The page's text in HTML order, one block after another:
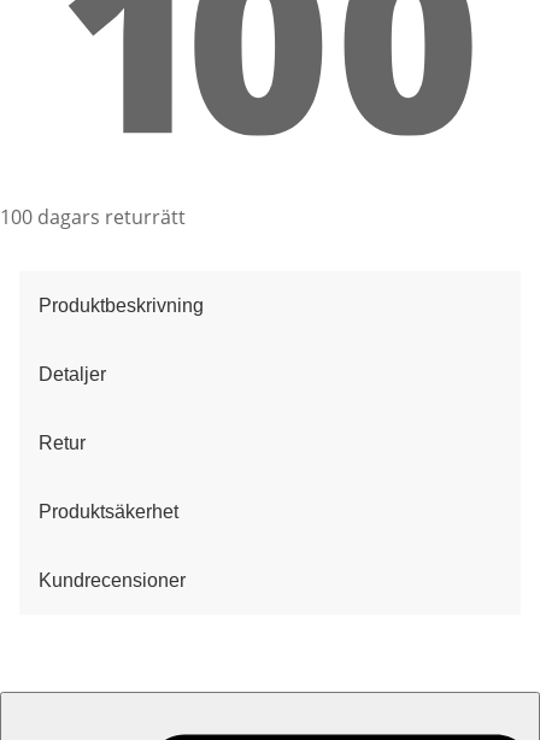
100 dagars returrätt
Produktbeskrivning
Detaljer
Retur
Produktsäkerhet
Kundrecensioner